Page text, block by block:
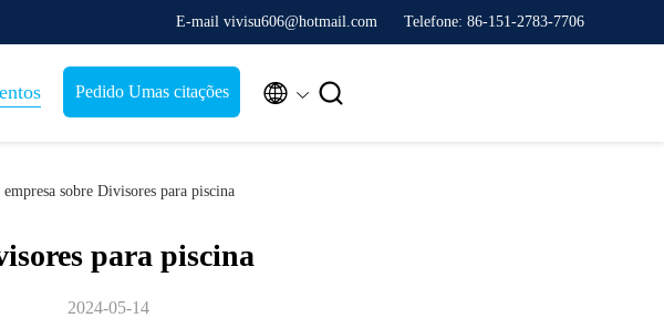
E-mail vivisu606@hotmail.com Telefone: 86-151-2783-7706
Pedido Umas citações  
sobre Divisores para piscina
para piscina
2024-05-14